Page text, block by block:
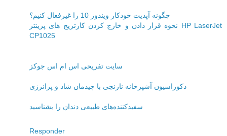
چگونه آپدیت خودکار ویندوز 10 را غیرفعال کنیم؟
نحوه قرار دادن و خارج کردن کارتریج های پرینتر HP LaserJet
CP1025
سایت تفریحی اس ام اس جوکز
دکوراسیون آشپزخانه نارنجی با چیدمان شاد و پرانرژی
سفیدکننده‌های طبیعی دندان را بشناسید
Responder